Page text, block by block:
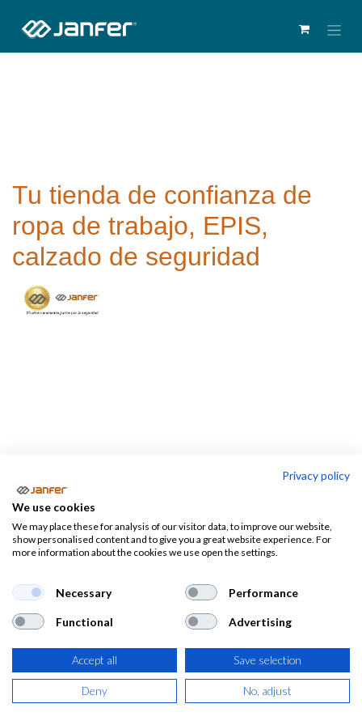
Tu tienda de confianza de
ropa de trabajo, EPIS,
calzado de seguridad
Casacas
Batas
sanitarias
Pantalones
Pijamas
sanitarios
Casacas sanitarias
sanitarias en una gran variedad de tallas, colores y
tejidos.Utiliza nuestros filtros para ajustar tu búsqueda y
encontrar la casaca sanitaria más adecuada a tus
Privacy policy
We use cookies
We may place these for analysis of our visitor data, to improve our website,
show personalised content and to give you a great website experience. For
more information about the cookies we use open the settings.
Necessary Performance
Functional Advertising
Accept all Save selection
Deny No, adjust